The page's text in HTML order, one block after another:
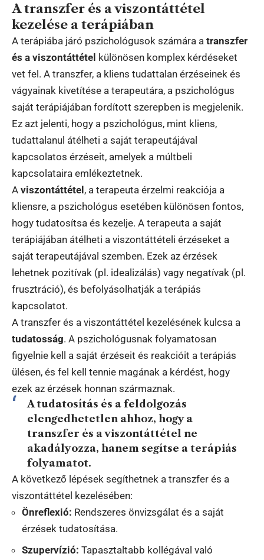
A transzfer és a viszontáttétel
kezelése a terápiában
A terápiába járó pszichológusok számára a transzfer
és a viszontáttétel különösen komplex kérdéseket
vet fel. A transzfer, a kliens tudattalan érzéseinek és
vágyainak kivetítése a terapeutára, a pszichológus
saját terápiájában fordított szerepben is megjelenik.
Ez azt jelenti, hogy a pszichológus, mint kliens,
tudattalanul átélheti a saját terapeutájával
kapcsolatos érzéseit, amelyek a múltbeli
kapcsolataira emlékeztetnek.
A viszontáttétel, a terapeuta érzelmi reakciója a
kliensre, a pszichológus esetében különösen fontos,
hogy tudatosítsa és kezelje. A terapeuta a saját
terápiájában átélheti a viszontáttételi érzéseket a
saját terapeutájával szemben. Ezek az érzések
lehetnek pozitívak (pl. idealizálás) vagy negatívak (pl.
frusztráció), és befolyásolhatják a terápiás
kapcsolatot.
A transzfer és a viszontáttétel kezelésének kulcsa a
tudatosság. A pszichológusnak folyamatosan
figyelnie kell a saját érzéseit és reakcióit a terápiás
ülésen, és fel kell tennie magának a kérdést, hogy
ezek az érzések honnan származnak.
A tudatosítás és a feldolgozás
elengedhetetlen ahhoz, hogy a
transzfer és a viszontáttétel ne
akadályozza, hanem segítse a terápiás
folyamatot.
A következő lépések segíthetnek a transzfer és a
viszontáttétel kezelésében:
Önreflexió: Rendszeres önvizsgálat és a saját
érzések tudatosítása.
Szupervízió: Tapasztaltabb kollégával való